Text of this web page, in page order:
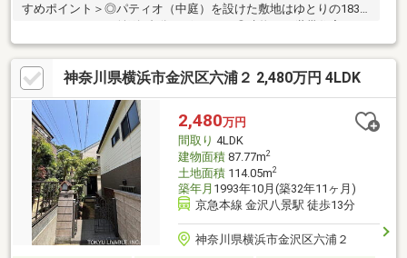
すめポイント＞◎パティオ（中庭）を設けた敷地はゆとりの183
対応するLDK×2、洋室×3、SIC、WIC、納戸の間取りになります！
◎平潟湾まで約100ｍ！海の公園、野島公園、八景島シーパラダ
イスなどが身近にあります。＜交通アクセス＞①京急線、金沢シ
ーサイドライン「金沢八景」駅徒歩12分②金沢シーサイドライン
「野島公園」駅徒歩15分③京急逗子線「六浦」駅徒歩20分④京
急線「追浜」駅徒歩22分
神奈川県横浜市金沢区六浦２ 2,480万円 4LDK
2,480万円
間取り 4LDK
建物面積87.77m2
土地面積114.05m2
築年月 1993年10月(築32年11ヶ月)
京急本線 金沢八景駅 徒歩13分
神奈川県横浜市金沢区六浦２